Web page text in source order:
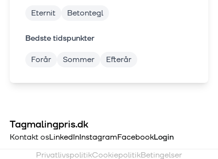
Eternit
Betontegl
Bedste tidspunkter
Forår
Sommer Efterår
Tagmalingpris.dk
Kontakt osLinkedInInstagramFacebookLogin
PrivatlivspolitikCookiepolitikBetingelser